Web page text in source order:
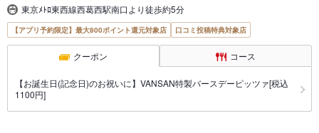
東京ﾒﾄﾛ東西線西葛西駅南口より徒歩約5分
【アプリ予約限定】最大800ポイント還元対象店 口コミ投稿特典対象店
クーポン コース
【お誕生日(記念日)のお祝いに】VANSAN特製バースデーピッツァ[税込
1100円]